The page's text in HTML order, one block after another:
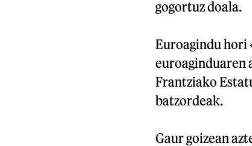
gogortuz doala.
Euroagindu hori
euroaginduaren
Frantziako
batzordeak.
Gaur goizean